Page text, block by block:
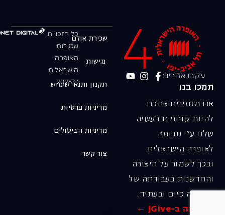
עקבו אחרינו:
תמכו בנו
אנו מזמינים אתכם
להיות שותפים בעשיה
שלנו ע"י תרומה
לאופרה הישראלית
ובכך לשמור על היצירה
והחדשנות בעבודתה של
האופרה כיום ובעתיד.
לתרומה ב-JGive ←
כל הזכויות
שמורות
האופרה
הישראלית
© 2026
שכירת אולם
נגישות
תקנון ותנאי שימוש
מדיניות פרטיות
מדיניות הביטולים
צור קשר